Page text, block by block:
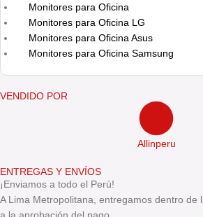
Monitores para Oficina
Monitores para Oficina LG
Monitores para Oficina Asus
Monitores para Oficina Samsung
VENDIDO POR
Allinperu
ENTREGAS Y ENVÍOS
¡Enviamos a todo el Perú!
A Lima Metropolitana, entregamos dentro de